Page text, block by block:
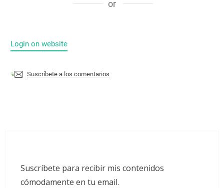
or
Login on website
Suscríbete a los comentarios
Suscríbete para recibir mis contenidos
cómodamente en tu email.